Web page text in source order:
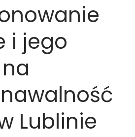
i jego
Lublinie